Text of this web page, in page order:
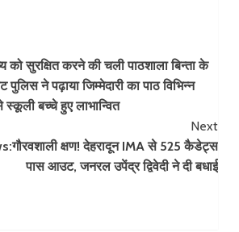
सुरक्षित करने की चली पाठशाला बिन्ता के
पुलिस ने पढ़ाया जिम्मेदारी का पाठ विभिन्न
स्कूली बच्चे हुए लाभान्वित
Next
क्षण! देहरादून IMA से 525 कैडेट्स
पास आउट, जनरल उपेंद्र द्विवेदी ने दी बधाई